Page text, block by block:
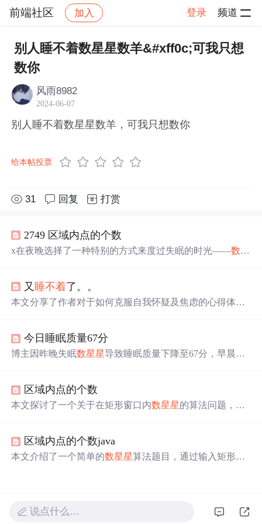
前端社区 加入 登录 频道
社区 前端社区 感慨 帖子详情
别人睡不着数星星数羊&#xff0c;可我只想
数你
风雨8982
2024-06-07
别人睡不着数星星数羊，可我只想数你
给本帖投票
31 回复 打赏
2749 区域内点的个数
x在夜晚选择了一种特别的方式来度过失眠的时光——数星
又 睡不着了。。
本文分享了作者对于如何克服自我怀疑及焦虑的心得体
今日睡眠质量67分
博主因昨晚失眠数星星导致睡眠质量下降至67分，早晨起
区域内点的个数
本文探讨了一个关于在矩形窗口内数星星的算法问题，通
ouble类型转换的问题。
区域内点的个数java
本文介绍了一个简单的数星星算法题目，通过输入矩形区
说点什么…